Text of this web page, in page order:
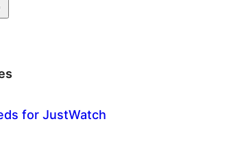
for JustWatch